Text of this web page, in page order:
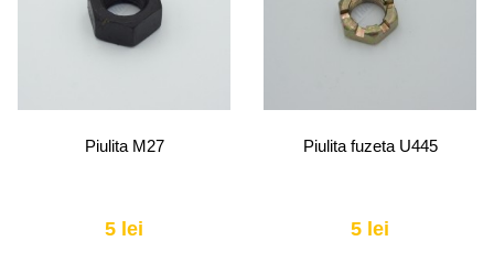
Piulita M27
5 lei
Piulita fuzeta U445
5 lei